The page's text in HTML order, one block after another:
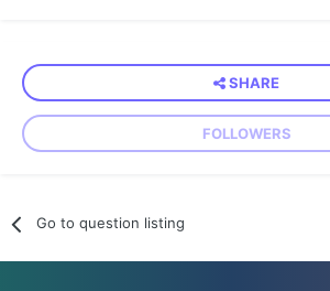
SHARE
FOLLOWERS
Go to question listing